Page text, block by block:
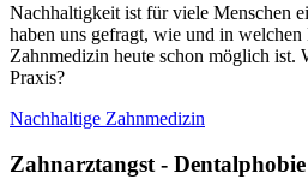
Nachhaltigkeit ist für viele Menschen
haben uns gefragt, wie und in
Zahnmedizin heute schon möglich ist.
Praxis?
Nachhaltige Zahnmedizin
Zahnarztangst - Dentalphobie